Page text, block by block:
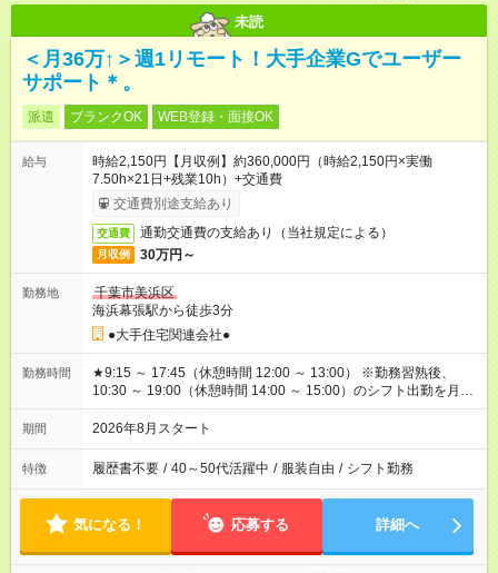
未読
＜月36万↑＞週1リモート！大手企業Gでユーザー
サポート＊。
派遣 ブランクOK WEB登録・面接OK
給与
時給2,150円【月収例】約360,000円（時給2,150円×実働
7.50h×21日+残業10h）+交通費
交通費別途支給あり
交通費 通勤交通費の支給あり（当社規定による）
月収例 30万円～
勤務地
千葉市美浜区
海浜幕張駅から徒歩3分
●大手住宅関連会社●
勤務時間
★9:15 ～ 17:45（休憩時間 12:00 ～ 13:00） ※勤務習熟後、
10:30 ～ 19:00（休憩時間 14:00 ～ 15:00）のシフト出勤を月1
回程度お願いする可能性あり
期間 2026年8月スタート
特徴 履歴書不要 / 40～50代活躍中 / 服装自由 / シフト勤務
気になる！ 応募する 詳細へ